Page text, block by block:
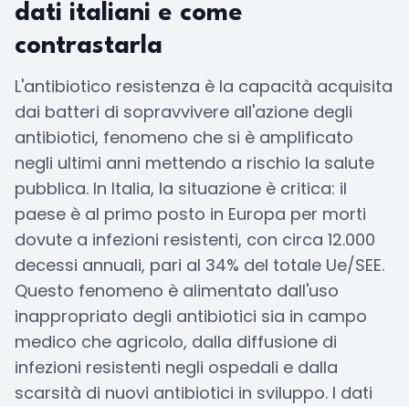
dati italiani e come
contrastarla
L'antibiotico resistenza è la capacità acquisita
dai batteri di sopravvivere all'azione degli
antibiotici, fenomeno che si è amplificato
negli ultimi anni mettendo a rischio la salute
pubblica. In Italia, la situazione è critica: il
paese è al primo posto in Europa per morti
dovute a infezioni resistenti, con circa 12.000
decessi annuali, pari al 34% del totale Ue/SEE.
Questo fenomeno è alimentato dall'uso
inappropriato degli antibiotici sia in campo
medico che agricolo, dalla diffusione di
infezioni resistenti negli ospedali e dalla
scarsità di nuovi antibiotici in sviluppo. I dati